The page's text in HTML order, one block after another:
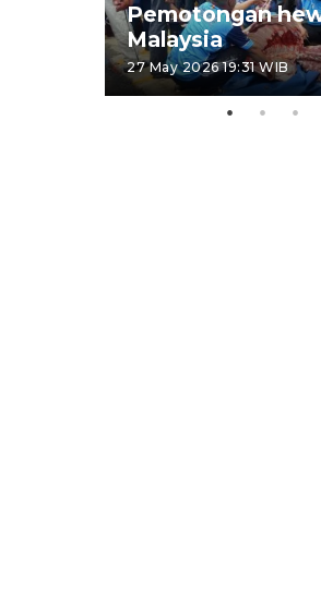
Pemotongan
Malaysia
27 May 2026 19:31 WIB